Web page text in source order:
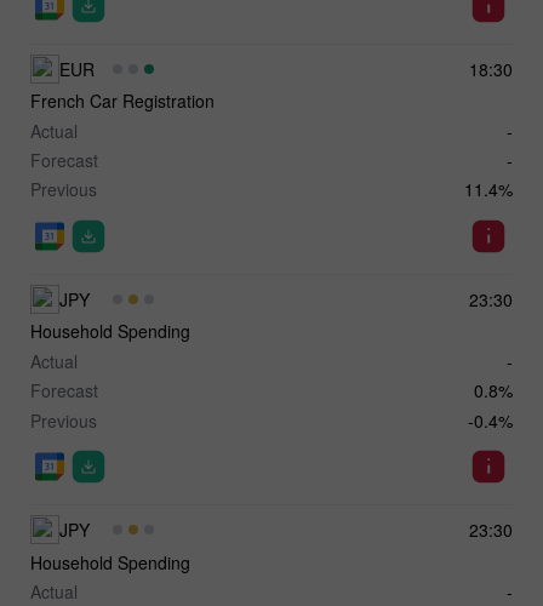
18:30
EUR
French Car Registration
Actual
-
Forecast
-
Previous
11.4%
23:30
JPY
Household Spending
Actual
-
Forecast
0.8%
Previous
-0.4%
23:30
JPY
Household Spending
Actual
-